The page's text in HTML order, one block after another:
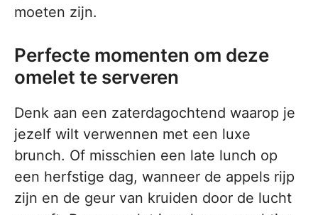
moeten zijn.
Perfecte momenten om deze
omelet te serveren
Denk aan een zaterdagochtend waarop je
jezelf wilt verwennen met een luxe
brunch. Of misschien een late lunch op
een herfstige dag, wanneer de appels rijp
zijn en de geur van kruiden door de lucht